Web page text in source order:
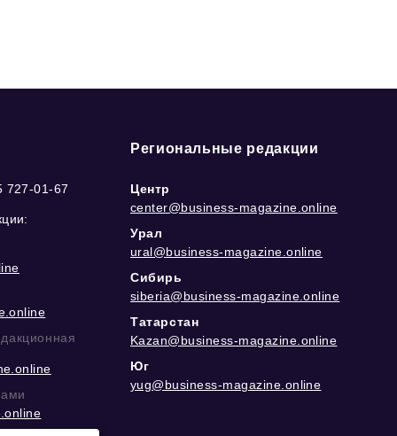
727-01-67
Региональные редакции
Центр
center@business-magazine.online
Урал
ural@business-magazine.online
Сибирь
siberia@business-magazine.online
Татарстан
Kazan@business-magazine.online
Юг
yug@business-magazine.online